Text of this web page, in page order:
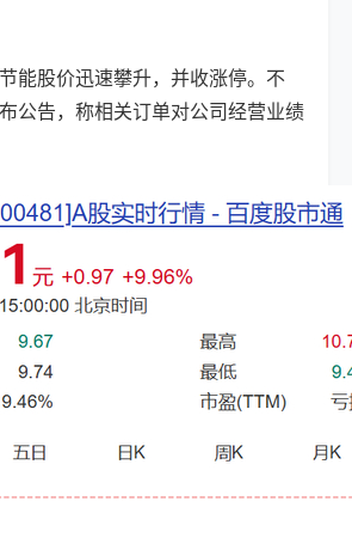
能股价迅速攀升，并收涨停。不
公告，称相关订单对公司经营业绩